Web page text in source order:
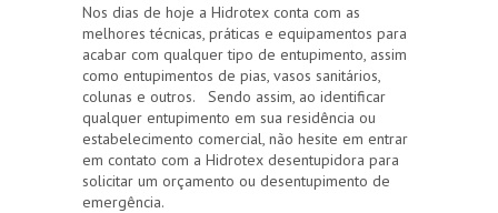
Nos dias de hoje a Hidrotex conta com as
melhores técnicas, práticas e equipamentos para
acabar com qualquer tipo de entupimento, assim
como entupimentos de pias, vasos sanitários,
colunas e outros. Sendo assim, ao identificar
qualquer entupimento em sua residência ou
estabelecimento comercial, não hesite em entrar
em contato com a Hidrotex desentupidora para
solicitar um orçamento ou desentupimento de
emergência.